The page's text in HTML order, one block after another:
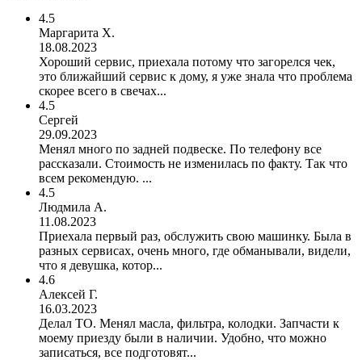
4.5
Маргарита Х.
18.08.2023
Хороший сервис, приехала потому что загорелся чек,
это ближайший сервис к дому, я уже знала что проблема
скорее всего в свечах...
4.5
Сергей
29.09.2023
Менял много по задней подвеске. По телефону все
рассказали. Стоимость не изменилась по факту. Так что
всем рекомендую. ...
4.5
Людмила А.
11.08.2023
Приехала первый раз, обслужить свою машинку. Была в
разных сервисах, очень много, где обманывали, видели,
что я девушка, котор...
4.6
Алексей Г.
16.03.2023
Делал ТО. Менял масла, фильтра, колодки. Запчасти к
моему приезду были в наличии. Удобно, что можно
записаться, все подготовят...